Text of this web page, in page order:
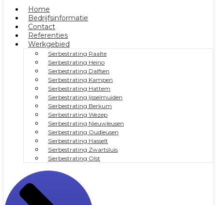
Home
Bedrijfsinformatie
Contact
Referenties
Werkgebied
Sierbestrating Raalte
Sierbestrating Heino
Sierbestrating Dalfsen
Sierbestrating Kampen
Sierbestrating Hattem
Sierbestrating Ijsselmuiden
Sierbestrating Berkum
Sierbestrating Wezep
Sierbestrating Nieuwleusen
Sierbestrating Oudleusen
Sierbestrating Hasselt
Sierbestrating Zwartsluis
Sierbestrating Olst